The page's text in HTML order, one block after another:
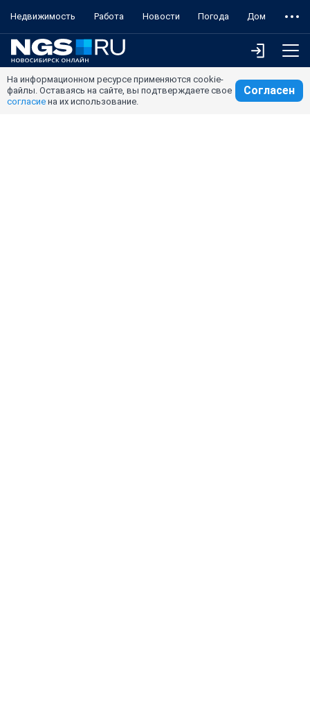
Недвижимость Работа Новости Погода Дом
На информационном ресурсе применяются cookie-
файлы. Оставаясь на сайте, вы подтверждаете свое
согласие на их использование.
Согласен